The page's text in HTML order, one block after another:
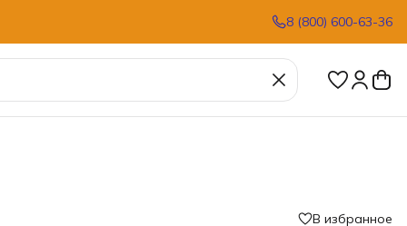
8 (800) 600-63-36
В избранное